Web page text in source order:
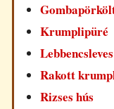
Krumplipüré
Lebbencsleves
Rakott
Rizses hús